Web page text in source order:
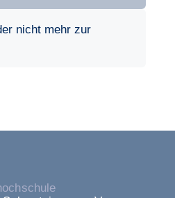
nicht mehr zur